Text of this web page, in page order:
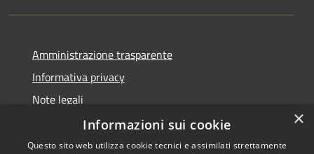
Amministrazione trasparente
Informativa privacy
Note legali
Dichiarazione di accessibilità
×
Informazioni sui cookie
Questo sito web utilizza cookie tecnici e assimilati strettamente